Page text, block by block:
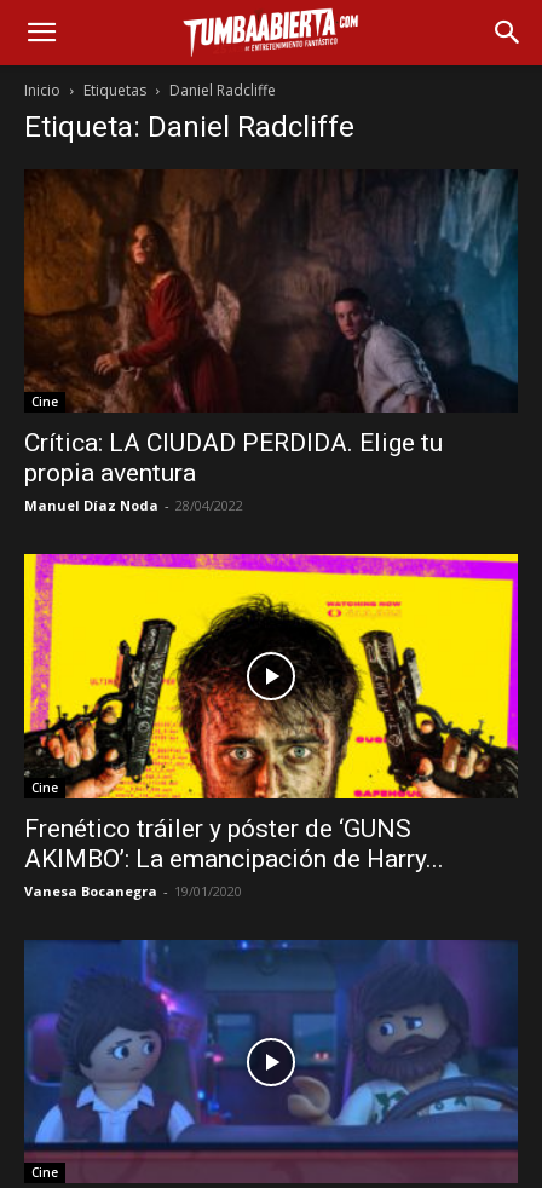
Inicio Etiquetas Daniel Radcliffe
Etiqueta: Daniel Radcliffe
Cine
Crítica: LA CIUDAD PERDIDA. Elige tu
propia aventura
Manuel Díaz Noda - 28/04/2022
Cine
Frenético tráiler y póster de ‘GUNS
AKIMBO’: La emancipación de Harry...
Vanesa Bocanegra - 19/01/2020
Cine